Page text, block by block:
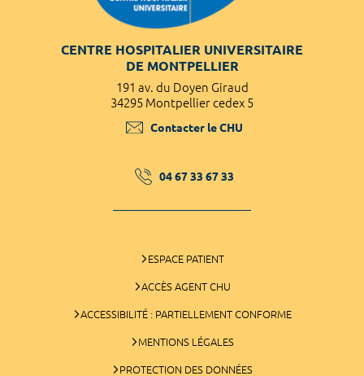
CENTRE HOSPITALIER UNIVERSITAIRE
DE MONTPELLIER
191 av. du Doyen Giraud
34295 Montpellier cedex 5
Contacter le CHU
04 67 33 67 33
ESPACE PATIENT
ACCÈS AGENT CHU
ACCESSIBILITÉ : PARTIELLEMENT CONFORME
MENTIONS LÉGALES
PROTECTION DES DONNÉES